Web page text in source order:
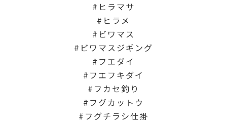
ヒラマサ
ヒラメ
ビワマス
ビワマスジギング
フエダイ
フエフキダイ
フカセ釣り
フグカットウ
フグチラシ仕掛